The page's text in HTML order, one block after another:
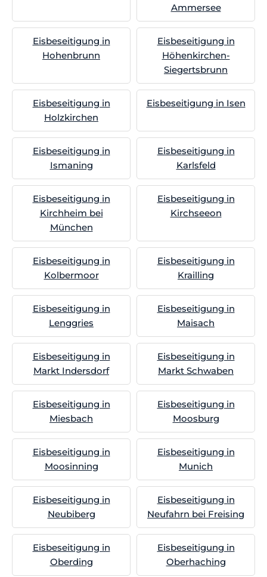
Ammersee
Eisbeseitigung in
Hohenbrunn
Eisbeseitigung in
Höhenkirchen-
Siegertsbrunn
Eisbeseitigung in
Holzkirchen
Eisbeseitigung in Isen
Eisbeseitigung in
Ismaning
Eisbeseitigung in
Karlsfeld
Eisbeseitigung in
Kirchheim bei
München
Eisbeseitigung in
Kirchseeon
Eisbeseitigung in
Kolbermoor
Eisbeseitigung in
Krailling
Eisbeseitigung in
Lenggries
Eisbeseitigung in
Maisach
Eisbeseitigung in
Markt Indersdorf
Eisbeseitigung in
Markt Schwaben
Eisbeseitigung in
Miesbach
Eisbeseitigung in
Moosburg
Eisbeseitigung in
Moosinning
Eisbeseitigung in
Munich
Eisbeseitigung in
Neubiberg
Eisbeseitigung in
Neufahrn bei Freising
Eisbeseitigung in
Oberding
Eisbeseitigung in
Oberhaching